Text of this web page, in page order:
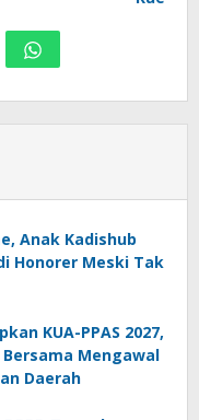
Anak Kadishub
Honorer Meski Tak
KUA-PPAS 2027,
Mengawal
Daerah